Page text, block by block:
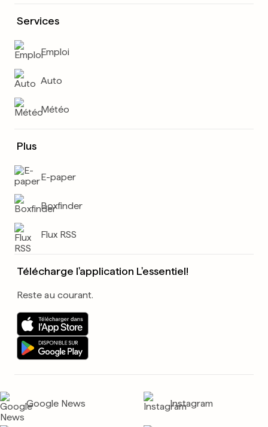
Services
Emploi
Auto
Météo
Plus
E-paper
Boxfinder
Flux RSS
Télécharge l'application L'essentiel!
Reste au courant.
Google News Instagram